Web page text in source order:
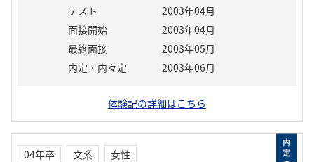
テスト
2003年04月
面接開始
2003年04月
最終面接
2003年05月
内定・内々定
2003年06月
体験記の詳細はこちら
04年卒 文系
女性